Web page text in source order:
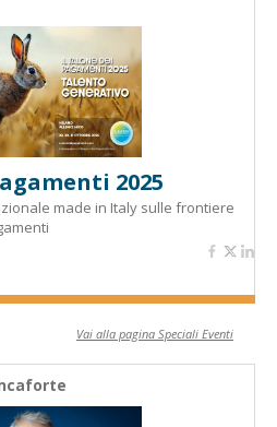
2025
made in Italy sulle frontiere
Vai alla pagina Speciali Eventi